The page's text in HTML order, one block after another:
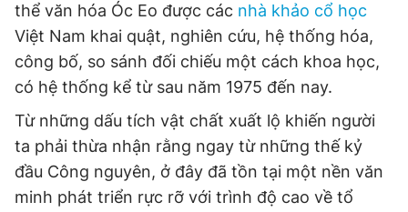
thể văn hóa Óc Eo được các nhà khảo cổ học
Việt Nam khai quật, nghiên cứu, hệ thống hóa,
công bố, so sánh đối chiếu một cách khoa học,
có hệ thống kể từ sau năm 1975 đến nay.
Từ những dấu tích vật chất xuất lộ khiến người
ta phải thừa nhận rằng ngay từ những thế kỷ
đầu Công nguyên, ở đây đã tồn tại một nền văn
minh phát triển rực rỡ với trình độ cao về tổ